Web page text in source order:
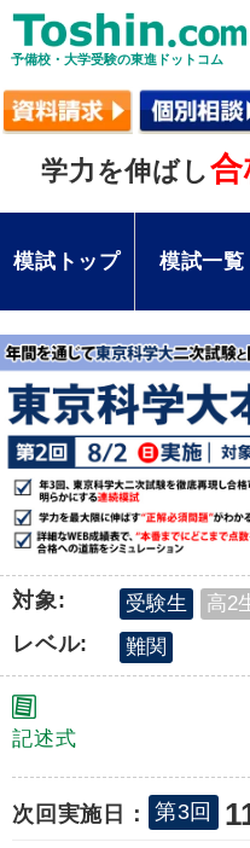
予備校・大学受験の東進ドットコム
学力を伸ばし
模試トップ 模試一覧
対象: 受験生 高2
レベル: 難関
記述式
次回実施日： 第3回